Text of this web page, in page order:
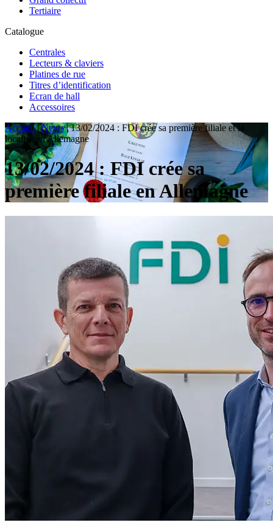
Tertiaire
Catalogue
Centrales
Lecteurs & claviers
Platines de rue
Titres d’identification
Ecran de hall
Accessoires
Accueil|News|13/02/2024 : FDI crée sa première filiale et la
localise en Allemagne
13/02/2024 : FDI crée sa
première filiale en Allemagne